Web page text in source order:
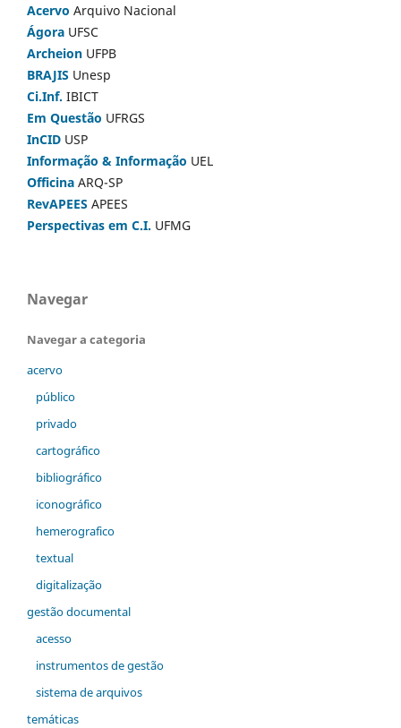
Acervo Arquivo Nacional
Ágora UFSC
Archeion UFPB
BRAJIS Unesp
Ci.Inf. IBICT
Em Questão UFRGS
InCID USP
Informação & Informação UEL
Officina ARQ-SP
RevAPEES APEES
Perspectivas em C.I. UFMG
Navegar
Navegar a categoria
acervo
público
privado
cartográfico
bibliográfico
iconográfico
hemerografico
textual
digitalização
gestão documental
acesso
instrumentos de gestão
sistema de arquivos
temáticas